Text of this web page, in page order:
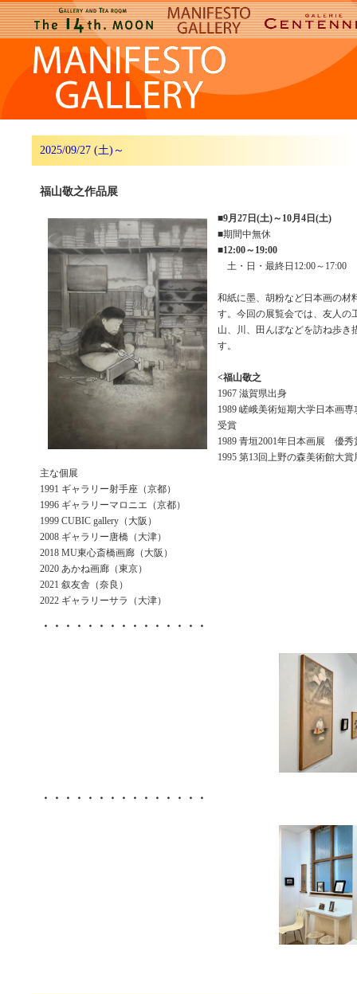
2025/09/27 (土)～
福山敬之作品展
■9月27日(土)～10月4日(土)
■期間中無休
■12:00～19:00
土・日・最終日12:00～17:00
和紙に墨、胡粉など日本画の材
す。今回の展覧会では、友人の
山、川、田んぼなどを訪ね歩き
す。
<福山敬之
1967 滋賀県出身
1989 嵯峨美術短期大学日本画専
受賞
1989 青垣2001年日本画展 優秀
1995 第13回上野の森美術館大
主な個展
1991 ギャラリー射手座（京都）
1996 ギャラリーマロニエ（京都）
1999 CUBIC gallery（大阪）
2008 ギャラリー唐橋（大津）
2018 MU東心斎橋画廊（大阪）
2020 あかね画廊（東京）
2021 叙友舎（奈良）
2022 ギャラリーサラ（大津）
・・・・・・・・・・・・・・・
・・・・・・・・・・・・・・・